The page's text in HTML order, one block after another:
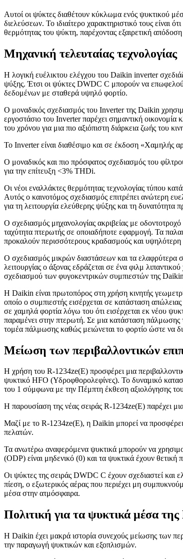
Αυτοί οι ψύκτες διαθέτουν κύκλωμα ενός ψυκτικού
διελεύσεων. Το ιδιαίτερο χαρακτηριστικό τους είναι
θερμότητας του ψύκτη, παρέχοντας εξαιρετική
Μηχανική τελευταίας τεχνολογίας
Η λογική ευέλικτου ελέγχου του Daikin inverter
ψύξης. Έτσι οι ψύκτες DWDC C μπορούν να
δεδομένων με σταθερά υψηλό φορτίο.
Ο μοναδικός σχεδιασμός του Inverter της Daikin
εργοστάσιο του Inverter παρέχει σημαντική οικονομία
του χρόνου για μια πιο αξιόπιστη διάρκεια ζωής του
Το Inverter είναι διαθέσιμο και σε έκδοση «Χαμηλής
Ο μοναδικός και πιο πρόσφατος σχεδιασμός του
για την επίτευξη <3% THDi.
Οι νέοι εναλλάκτες θερμότητας τεχνολογίας τύπου
Αυτός ο καινοτόμος σχεδιασμός επιτρέπει ανώτερη
για τη λειτουργία ελεύθερης ψύξης και τη
Ο σχεδιασμός μηχανολογίας ακριβείας με
ταχύτητα πτερωτής σε οποιαδήποτε εφαρμογή. Τα
προκαλούν περισσότερους κραδασμούς και
Ο σχεδιασμός μικρών διαστάσεων και τα ελαφρύτερα
λειτουργίας ο άξονας εδράζεται σε ένα φιλμ
σχεδιασμού των φυγοκεντρικών συμπιεστών της
Η Daikin είναι πρωτοπόρος στη χρήση κινητής
οποίο ο συμπιεστής εισέρχεται σε κατάσταση
σε χαμηλά φορτία λόγω του ότι εισέρχεται εκ νέου
παραμένει στην πτερωτή. Σε μια κατάσταση πάλμωσης
τομέα πάλμωσης καθώς μειώνεται το φορτίο ώστε να
Μείωση των περιβαλλοντικών
Η χρήση του R-1234ze(E) προσφέρει μια
ψυκτικό HFO (Υδροφθορολεφίνες). Το δυναμικό
του 1 σύμφωνα με την Πέμπτη έκθεση αξιολόγησης
Η παρουσίαση της νέας σειράς R-1234ze(E) παρέχει
Μαζί με το R-1234ze(E), η Daikin μπορεί να
πελατών.
Τα ανωτέρω αναφερόμενα ψυκτικά μπορούν να
(ODP) είναι μηδενικό (0) και τα ψυκτικά έχουν θετική
Οι ψύκτες της σειράς DWDC C έχουν σχεδιαστεί και
πίεση, ο εξωτερικός αέρας που περιέχει μη
μέσα στην ατμόσφαιρα.
Πολιτική για τα ψυκτικά μέσα
Η Daikin έχει μακρά ιστορία συνεχούς μείωσης των
την παραγωγή ψυκτικών και εξοπλισμών.